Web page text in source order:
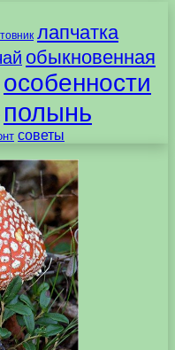
лапчатка
обыкновенная
особенности
полынь
советы